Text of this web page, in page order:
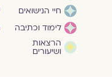
חיי הנישואים
לימוד וכתיבה
הרצאות
ושיעורים